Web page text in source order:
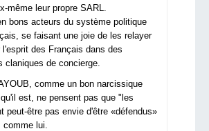
même leur propre SARL.
bons acteurs du système politique
se faisant une joie de les relayer
l'esprit des Français dans des
claniques de concierge.
comme un bon narcissique
est, ne pensent pas que "les
peut-être pas envie d'être «défendus»
comme lui.